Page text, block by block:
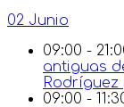
02 Junio
09:00 -
antiguas
Rodríguez
09:00 -